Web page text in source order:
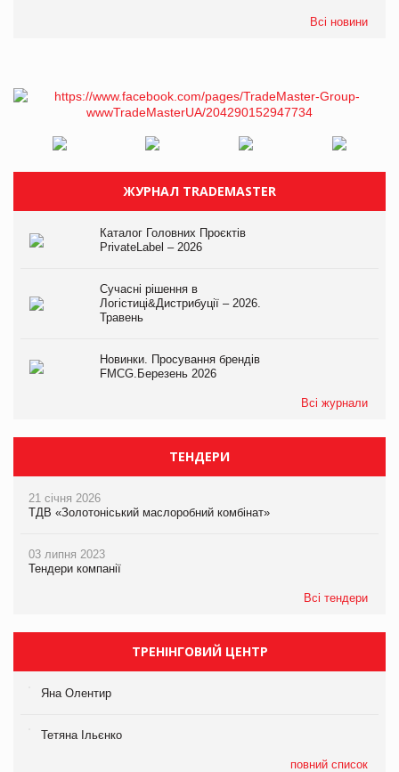
Всі новини
ЖУРНАЛ TRADEMASTER
Каталог Головних Проєктів
PrivateLabel – 2026
Сучасні рішення в
Логістиці&Дистрибуції – 2026.
Травень
Новинки. Просування брендів
FMCG.Березень 2026
Всі журнали
ТЕНДЕРИ
21 січня 2026
ТДВ «Золотоніський маслоробний комбінат»
03 липня 2023
Тендери компанії
Всі тендери
ТРЕНІНГОВИЙ ЦЕНТР
Яна Олентир
Тетяна Ільєнко
повний список